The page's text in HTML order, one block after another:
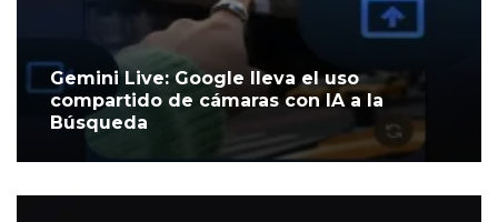
Gemini Live: Google lleva el uso
compartido de cámaras con IA a la
Búsqueda